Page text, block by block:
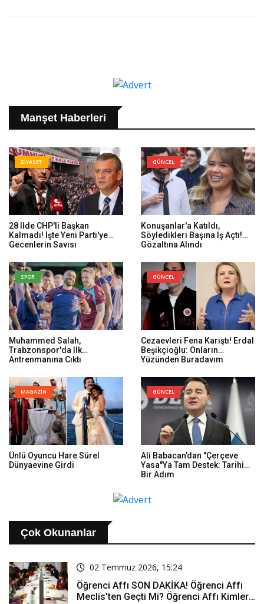
Manşet Haberleri
SİYASET
28 Ilde CHP'li Başkan
Kalmadı! İşte Yeni Parti'ye
Geçenlerin Sayısı
GÜNCEL
Konuşanlar'a Katıldı,
Söyledikleri Başına Iş Açtı!
Gözaltına Alındı
SPOR
Muhammed Salah,
Trabzonspor'da Ilk
Antrenmanına Çıktı
GÜNCEL
Cezaevleri Fena Karıştı! Erdal
Beşikçioğlu: Onların
Yüzünden Buradayım
MAGAZİN
Ünlü Oyuncu Hare Sürel
Dünyaevine Girdi
GÜNCEL
Ali Babacan’dan "Çerçeve
Yasa"ya Tam Destek: Tarihi
Bir Adım
Çok Okunanlar
02 Temmuz 2026, 15:24
Öğrenci Affı SON DAKİKA! Öğrenci Affı
Meclis'ten Geçti Mi? Öğrenci Affı Kimleri